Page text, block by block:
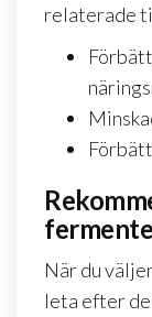
relaterade
När du
leta efter de